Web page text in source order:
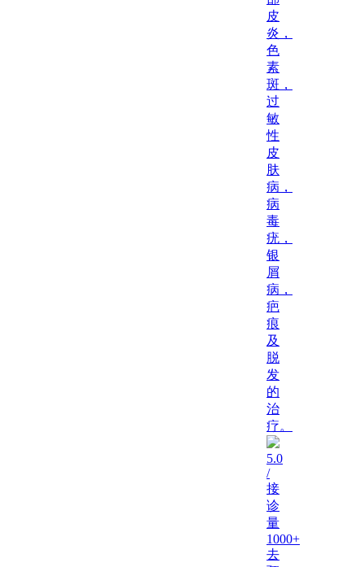
皮
炎，
色
素
斑，
过
敏
性
皮
肤
病，
病
毒
疣，
银
屑
病，
疤
痕
及
脱
发
的
治
疗。
5.0
/
接
诊
量
1000+
去